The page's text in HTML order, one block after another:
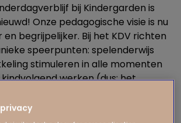
bij Kindergarden is
Onze pedagogische visie is nu
begrijpelijker. Bij het KDV richten
speerpunten: spelenderwijs
stimuleren in alle momenten
werken (dus: het